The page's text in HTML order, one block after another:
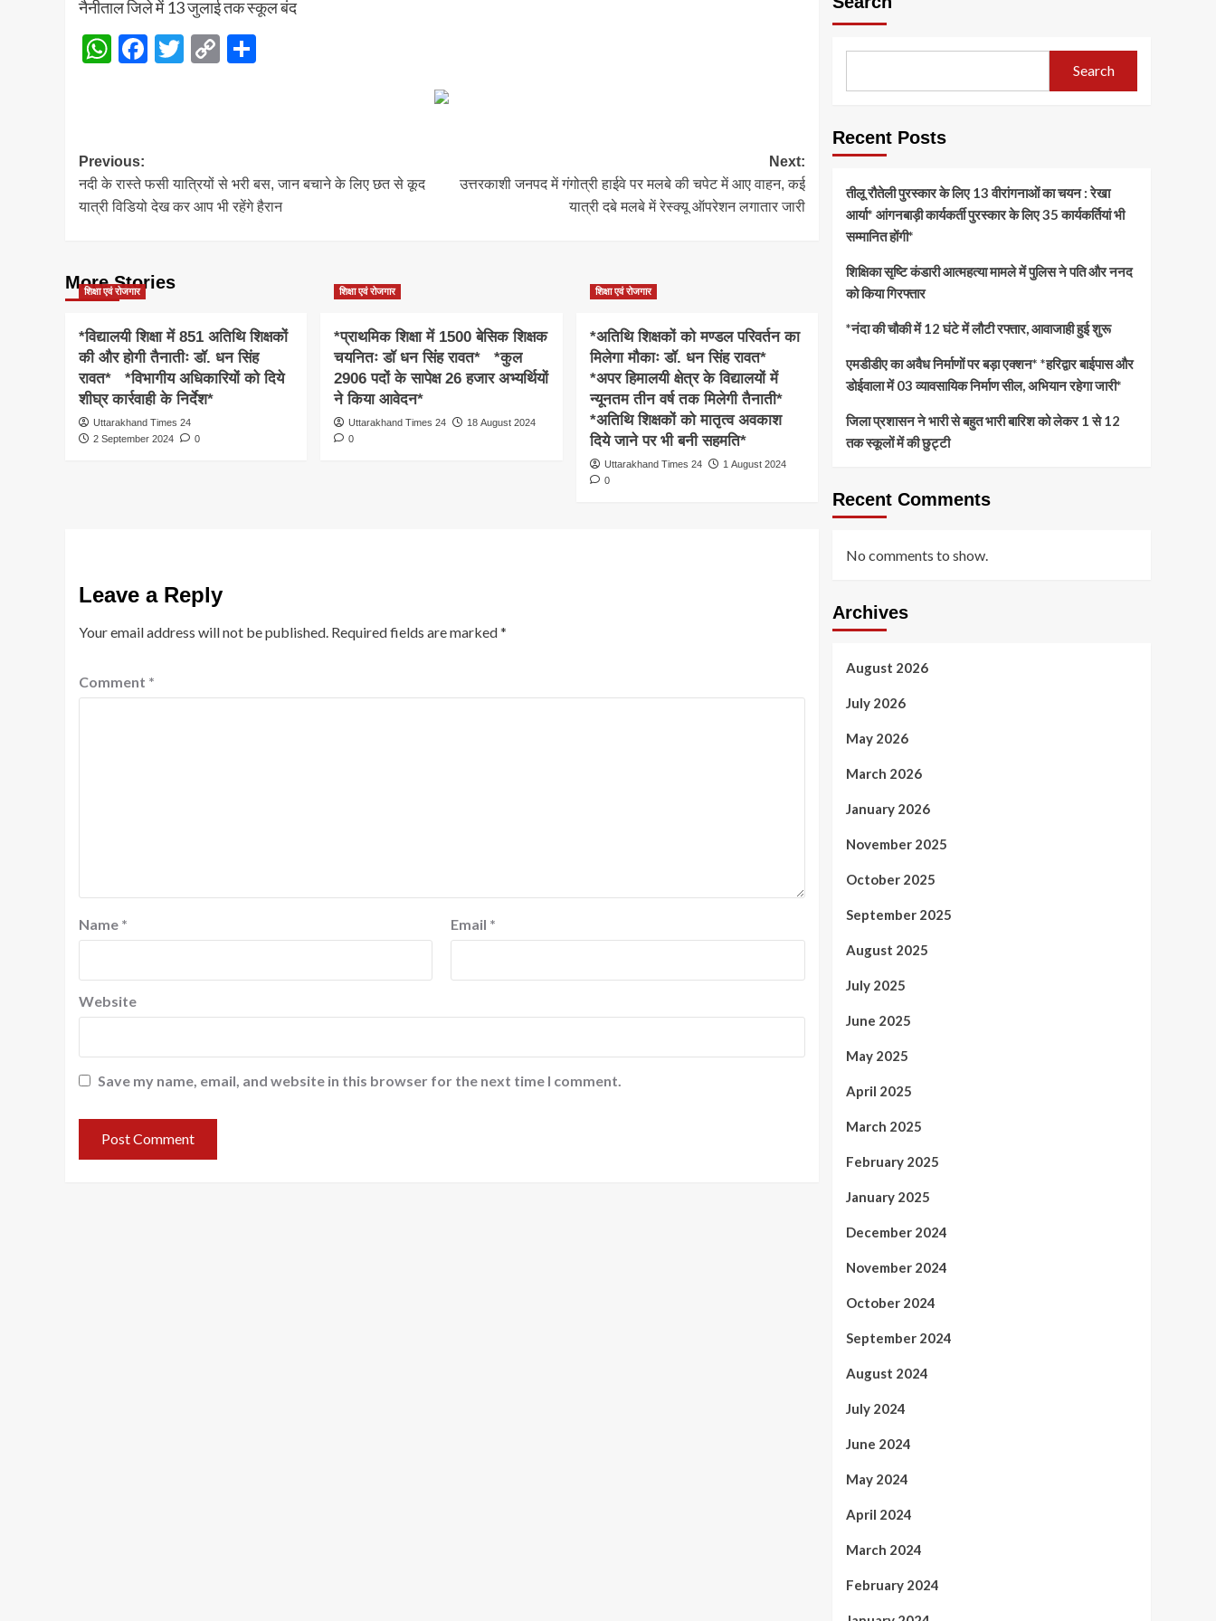
नैनीताल जिले में 13 जुलाई तक स्कूल बंद
WhatsApp
Facebook
Twitter
Copy
Post
navigation
Previous:
नदी के रास्ते फसी यात्रियों से भरी बस, जान बचाने के लिए छत से कूद
यात्री विडियो देख कर आप भी रहेंगे हैरान
Next:
उत्तरकाशी जनपद में गंगोत्री हाईवे पर मलबे की चपेट में आए वाहन, कई
यात्री दबे मलबे में रेस्क्यू ऑपरेशन लगातार जारी
More Stories
शिक्षा एवं रोजगार
*विद्यालयी शिक्षा में 851 अतिथि शिक्षकों
की और होगी तैनातीः डॉ. धन सिंह
रावत* *विभागीय अधिकारियों को दिये
शीघ्र कार्रवाही के निर्देश*
Uttarakhand Times 24
2 September 2024
0
शिक्षा एवं रोजगार
*प्राथमिक शिक्षा में 1500 बेसिक शिक्षक
चयनितः डॉ धन सिंह रावत* *कुल
2906 पदों के सापेक्ष 26 हजार अभ्यर्थियों
ने किया आवेदन*
Uttarakhand Times 24
18 August 2024
0
शिक्षा एवं रोजगार
*अतिथि शिक्षकों को मण्डल परिवर्तन का
मिलेगा मौकाः डॉ. धन सिंह रावत*
*अपर हिमालयी क्षेत्र के विद्यालयों में
न्यूनतम तीन वर्ष तक मिलेगी तैनाती*
*अतिथि शिक्षकों को मातृत्व अवकाश
दिये जाने पर भी बनी सहमति*
Uttarakhand Times 24
1 August 2024
0
Leave a Reply
Your email address will not be published. Required fields are marked*
Comment *
Name * Email *
Website
Save my name, email, and website in this browser for the next time I comment.
Search
Recent Posts
तीलू रौतेली पुरस्कार के लिए 13 वीरांगनाओं का चयन : रेखा
आर्या* आंगनबाड़ी कार्यकर्ती पुरस्कार के लिए 35 कार्यकर्तियां भी
सम्मानित होंगी*
शिक्षिका सृष्टि कंडारी आत्महत्या मामले में पुलिस ने पति और ननद
को किया गिरफ्तार
*नंदा की चौकी में 12 घंटे में लौटी रफ्तार, आवाजाही हुई शुरू
एमडीडीए का अवैध निर्माणों पर बड़ा एक्शन* *हरिद्वार बाईपास और
डोईवाला में 03 व्यावसायिक निर्माण सील, अभियान रहेगा जारी*
जिला प्रशासन ने भारी से बहुत भारी बारिश को लेकर 1 से 12
तक स्कूलों में की छुट्टी
Recent Comments
No comments to show.
Archives
August 2026
July 2026
May 2026
March 2026
January 2026
November 2025
October 2025
September 2025
August 2025
July 2025
June 2025
May 2025
April 2025
March 2025
February 2025
January 2025
December 2024
November 2024
October 2024
September 2024
August 2024
July 2024
June 2024
May 2024
April 2024
March 2024
February 2024